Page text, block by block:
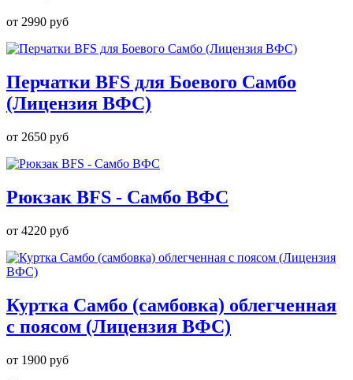
от 2990 руб
Перчатки BFS для Боевого Самбо
(Лицензия ВФС)
от 2650 руб
Рюкзак BFS - Самбо ВФС
от 4220 руб
Куртка Самбо (самбовка) облегченная
с поясом (Лицензия ВФС)
от 1900 руб